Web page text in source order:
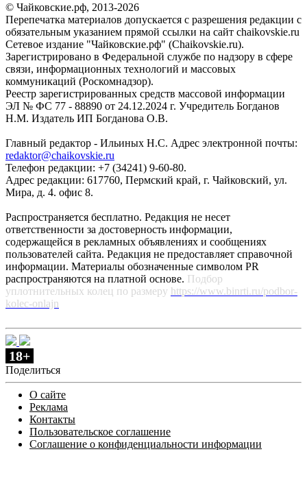
© Чайковские.рф, 2013-2026
Перепечатка материалов допускается с разрешения редакции с
обязательным указанием прямой ссылки на сайт chaikovskie.ru
Сетевое издание "Чайковские.рф" (Chaikovskie.ru).
Зарегистрировано в Федеральной службе по надзору в сфере
связи, информационных технологий и массовых
коммуникаций (Роскомнадзор).
Реестр зарегистрированных средств массовой информации
ЭЛ № ФС 77 - 88890 от 24.12.2024 г. Учредитель Богданов
Н.М. Издатель ИП Богданова О.В.
Главный редактор - Ильиных Н.С. Адрес электронной почты:
redaktor@chaikovskie.ru
Телефон редакции: +7 (34241) 9-60-80.
Адрес редакции: 617760, Пермский край, г. Чайковский, ул.
Мира, д. 4. офис 8.
Распространяется бесплатно. Редакция не несет
ответственности за достоверность информации,
содержащейся в рекламных объявлениях и сообщениях
пользователей сайта. Редакция не предоставляет справочной
информации. Материалы обозначенные символом PR
распространяются на платной основе. Подбор
уплотнительных колец по размеру https://www.binrti.ru/podbor-
kolec-onlajn
18+
Поделиться
О сайте
Реклама
Контакты
Пользовательское соглашение
Соглашение о конфиденциальности информации